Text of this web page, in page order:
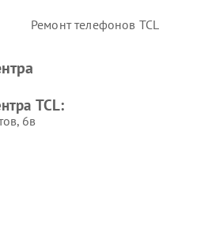
Ремонт телефонов TCL
TCL:
6в